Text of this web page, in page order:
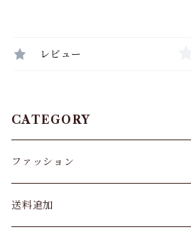
レビュー
CATEGORY
ファッション
パンツ&スカート
送料追加